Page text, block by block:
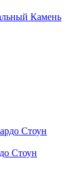
Камень
Стоун